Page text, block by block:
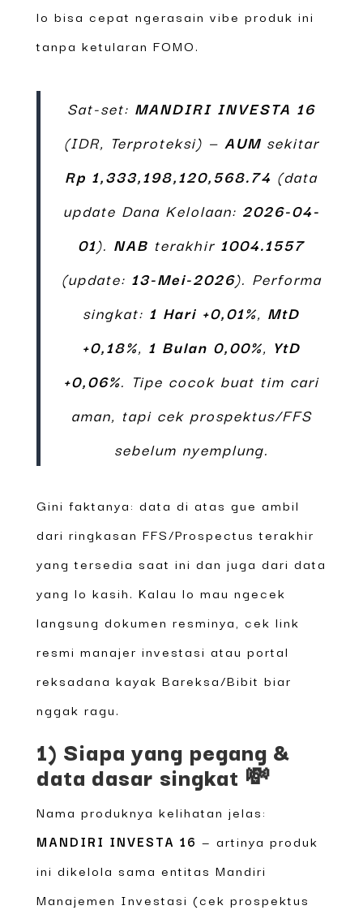
lo bisa cepat ngerasain vibe produk ini
tanpa ketularan FOMO.
Sat-set: MANDIRI INVESTA 16
(IDR, Terproteksi) — AUMsekitar
Rp 1,333,198,120,568.74 (data
update Dana Kelolaan: 2026-04-
01). NAB terakhir 1004.1557
(update: 13-Mei-2026). Performa
singkat: 1 Hari +0,01%, MtD
+0,18%, 1 Bulan 0,00%, YtD
+0,06%. Tipe cocok buat tim cari
aman, tapi cek prospektus/FFS
sebelum nyemplung.
Gini faktanya: data di atas gue ambil
dari ringkasan FFS/Prospectus terakhir
yang tersedia saat ini dan juga dari data
yang lo kasih. Kalau lo mau ngecek
langsung dokumen resminya, cek link
resmi manajer investasi atau portal
reksadana kayak Bareksa/Bibit biar
nggak ragu.
1) Siapa yang pegang &
data dasar singkat 💸
Nama produknya kelihatan jelas:
MANDIRI INVESTA 16 — artinya produk
ini dikelola sama entitas Mandiri
Manajemen Investasi (cek prospektus